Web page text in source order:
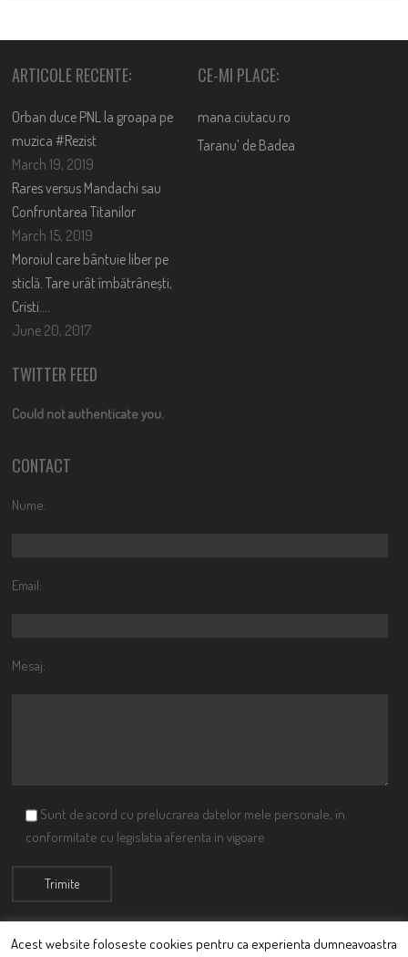
ARTICOLE RECENTE:
Orban duce PNL la groapa pe
muzica #Rezist
March 19, 2019
Rares versus Mandachi sau
Confruntarea Titanilor
March 15, 2019
Moroiul care bântuie liber pe
sticlă. Tare urât îmbătrânești,
Cristi….
June 20, 2017
CE-MI PLACE:
mana.ciutacu.ro
Taranu’ de Badea
TWITTER FEED
Could not authenticate you.
CONTACT
Nume:
Email:
Mesaj:
Sunt de acord cu prelucrarea datelor mele personale, in
conformitate cu legislatia aferenta in vigoare
Acest website foloseste cookies pentru ca experienta dumneavoastra